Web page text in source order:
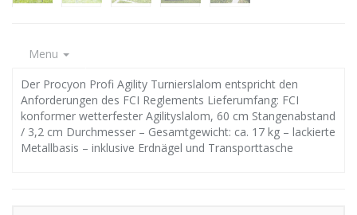
Menu
Der Procyon Profi Agility Turnierslalom entspricht den
Anforderungen des FCI Reglements Lieferumfang: FCI
konformer wetterfester Agilityslalom, 60 cm Stangenabstand
/ 3,2 cm Durchmesser – Gesamtgewicht: ca. 17 kg – lackierte
Metallbasis – inklusive Erdnägel und Transporttasche